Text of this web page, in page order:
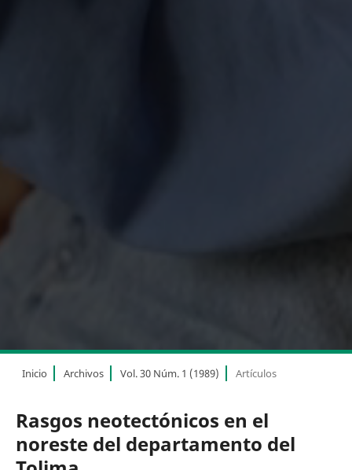
Inicio Archivos Vol. 30 Núm. 1 (1989) Artículos
Rasgos neotectónicos en el
noreste del departamento del